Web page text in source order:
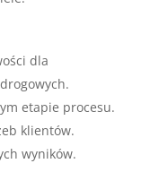
dla
etapie procesu.
klientów.
wyników.